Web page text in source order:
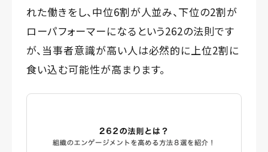
れた働きをし、中位6割が人並み、下位の2割が
ローパフォーマーになるという262の法則です
が、当事者意識が高い人は必然的に上位2割に
食い込む可能性が高まります。